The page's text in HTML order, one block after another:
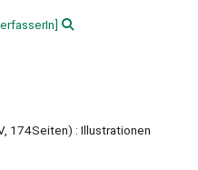
174Seiten) : Illustrationen